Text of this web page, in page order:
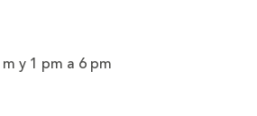
y 1 pm a 6 pm